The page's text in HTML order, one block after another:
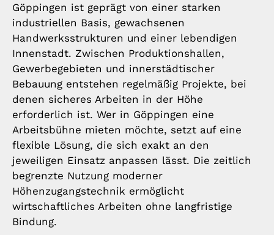
Göppingen ist geprägt von einer starken
industriellen Basis, gewachsenen
Handwerksstrukturen und einer lebendigen
Innenstadt. Zwischen Produktionshallen,
Gewerbegebieten und innerstädtischer
Bebauung entstehen regelmäßig Projekte, bei
denen sicheres Arbeiten in der Höhe
erforderlich ist. Wer in Göppingen eine
Arbeitsbühne mieten möchte, setzt auf eine
flexible Lösung, die sich exakt an den
jeweiligen Einsatz anpassen lässt. Die zeitlich
begrenzte Nutzung moderner
Höhenzugangstechnik ermöglicht
wirtschaftliches Arbeiten ohne langfristige
Bindung.